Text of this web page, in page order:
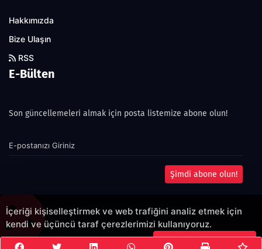
Hakkımızda
Bize Ulaşın
RSS
E-Bülten
Son güncellemeleri almak için posta listemize abone olun!
Şimdi abone olun!
Copyright 2022© - Allright reserved.
İçeriği kişiselleştirmek ve web trafiğini analiz etmek için
kendi ve üçüncü taraf çerezlerimizi kullanıyoruz.
Çerezleri Kabul Et